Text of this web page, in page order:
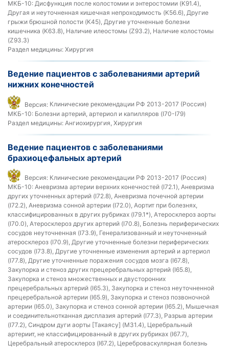
МКБ-10: Дисфункция после колостомии и энтеростомии (K91.4),
Другая и неуточненная кишечная непроходимость (K56.6), Другие
грыжи брюшной полости (K45), Другие уточненные болезни
кишечника (K63.8), Наличие илеостомы (Z93.2), Наличие колостомы
(Z93.3)
Раздел медицины: Хирургия
Ведение пациентов с заболеваниями артерий
нижних конечностей
Версия: Клинические рекомендации РФ 2013-2017 (Россия)
МКБ-10: Болезни артерий, артериол и капилляров (I70-I79)
Раздел медицины: Ангиохирургия, Хирургия
Ведение пациентов с заболеваниями
брахиоцефальных артерий
Версия: Клинические рекомендации РФ 2013-2017 (Россия)
МКБ-10: Аневризма артерии верхних конечностей (I72.1), Аневризма
других уточненных артерий (I72.8), Аневризма почечной артерии
(I72.2), Аневризма сонной артерии (I72.0), Аортит при болезнях,
классифицированных в других рубриках (I79.1*), Атеросклероз аорты
(I70.0), Атеросклероз других артерий (I70.8), Болезнь периферических
сосудов неуточненная (I73.9), Генерализованный и неуточненный
атеросклероз (I70.9), Другие уточненные болезни периферических
сосудов (I73.8), Другие уточненные изменения артерий и артериол
(I77.8), Другие уточненные поражения сосудов мозга (I67.8),
Закупорка и стеноз других прецеребральных артерий (I65.8),
Закупорка и стеноз множественных и двусторонних
прецеребральных артерий (I65.3), Закупорка и стеноз неуточненной
прецеребральной артерии (I65.9), Закупорка и стеноз позвоночной
артерии (I65.0), Закупорка и стеноз сонной артерии (I65.2), Мышечная
и соединительнотканная дисплазия артерий (I77.3), Разрыв артерии
(I77.2), Синдром дуги аорты [Такаясу] (M31.4), Церебральный
артериит, не классифицированный в других рубриках (I67.7),
Церебральный атеросклероз (I67.2), Цереброваскулярная болезнь